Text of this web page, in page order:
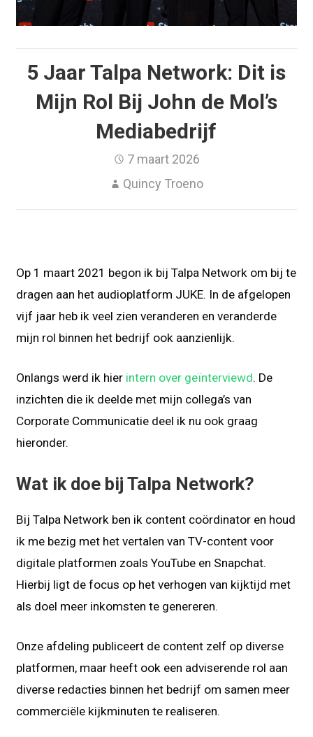
5 Jaar Talpa Network: Dit is
Mijn Rol Bij John de Mol’s
Mediabedrijf
7 maart 2026
Quincy Troeno
Op 1 maart 2021 begon ik bij Talpa Network om bij te
dragen aan het audioplatform JUKE. In de afgelopen
vijf jaar heb ik veel zien veranderen en veranderde
mijn rol binnen het bedrijf ook aanzienlijk.
Onlangs werd ik hier intern over geïnterviewd. De
inzichten die ik deelde met mijn collega’s van
Corporate Communicatie deel ik nu ook graag
hieronder.
Wat ik doe bij Talpa Network?
Bij Talpa Network ben ik content coördinator en houd
ik me bezig met het vertalen van TV-content voor
digitale platformen zoals YouTube en Snapchat.
Hierbij ligt de focus op het verhogen van kijktijd met
als doel meer inkomsten te genereren.
Onze afdeling publiceert de content zelf op diverse
platformen, maar heeft ook een adviserende rol aan
diverse redacties binnen het bedrijf om samen meer
commerciële kijkminuten te realiseren.